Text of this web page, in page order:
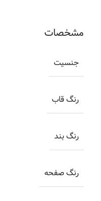
مشخصات
جنسیت
رنگ قاب
رنگ بند
رنگ صفحه